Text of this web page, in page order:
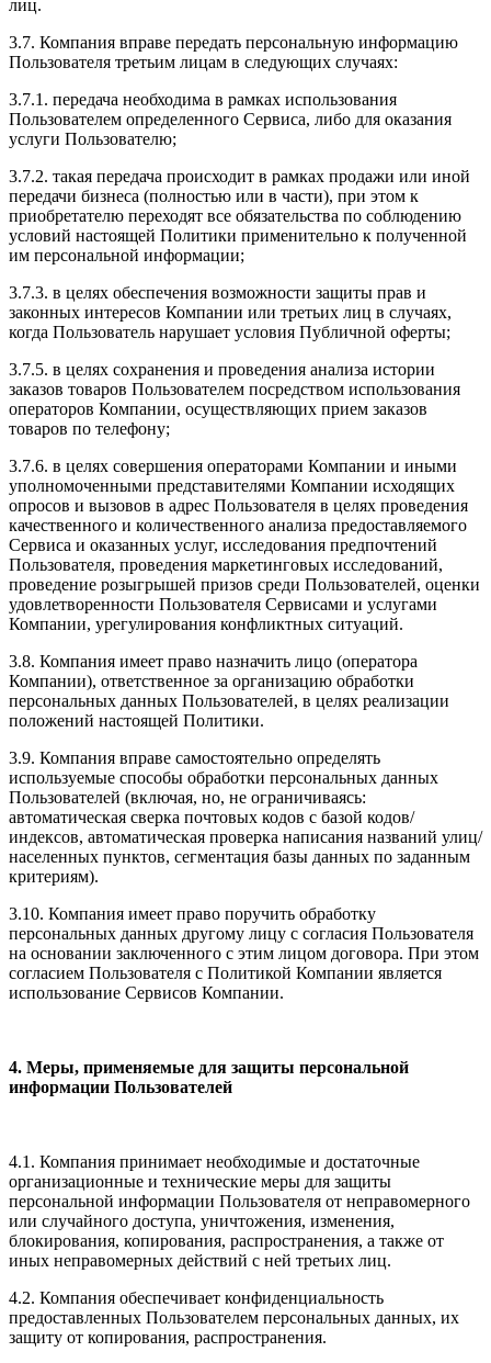
лиц.
3.7. Компания вправе передать персональную информацию
Пользователя третьим лицам в следующих случаях:
3.7.1. передача необходима в рамках использования
Пользователем определенного Сервиса, либо для оказания
услуги Пользователю;
3.7.2. такая передача происходит в рамках продажи или иной
передачи бизнеса (полностью или в части), при этом к
приобретателю переходят все обязательства по соблюдению
условий настоящей Политики применительно к полученной
им персональной информации;
3.7.3. в целях обеспечения возможности защиты прав и
законных интересов Компании или третьих лиц в случаях,
когда Пользователь нарушает условия Публичной оферты;
3.7.5. в целях сохранения и проведения анализа истории
заказов товаров Пользователем посредством использования
операторов Компании, осуществляющих прием заказов
товаров по телефону;
3.7.6. в целях совершения операторами Компании и иными
уполномоченными представителями Компании исходящих
опросов и вызовов в адрес Пользователя в целях проведения
качественного и количественного анализа предоставляемого
Сервиса и оказанных услуг, исследования предпочтений
Пользователя, проведения маркетинговых исследований,
проведение розыгрышей призов среди Пользователей, оценки
удовлетворенности Пользователя Сервисами и услугами
Компании, урегулирования конфликтных ситуаций.
3.8. Компания имеет право назначить лицо (оператора
Компании), ответственное за организацию обработки
персональных данных Пользователей, в целях реализации
положений настоящей Политики.
3.9. Компания вправе самостоятельно определять
используемые способы обработки персональных данных
Пользователей (включая, но, не ограничиваясь:
автоматическая сверка почтовых кодов с базой кодов/
индексов, автоматическая проверка написания названий улиц/
населенных пунктов, сегментация базы данных по заданным
критериям).
3.10. Компания имеет право поручить обработку
персональных данных другому лицу с согласия Пользователя
на основании заключенного с этим лицом договора. При этом
согласием Пользователя с Политикой Компании является
использование Сервисов Компании.
4. Меры, применяемые для защиты персональной
информации Пользователей
4.1. Компания принимает необходимые и достаточные
организационные и технические меры для защиты
персональной информации Пользователя от неправомерного
или случайного доступа, уничтожения, изменения,
блокирования, копирования, распространения, а также от
иных неправомерных действий с ней третьих лиц.
4.2. Компания обеспечивает конфиденциальность
предоставленных Пользователем персональных данных, их
защиту от копирования, распространения.